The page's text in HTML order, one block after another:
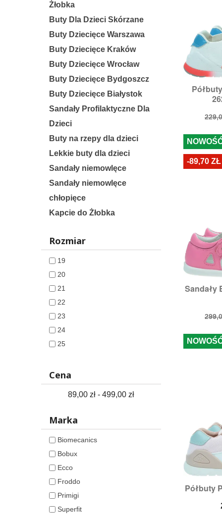
Żłobka
Buty Dla Dzieci Skórzane
Buty Dziecięce Warszawa
Buty Dziecięce Kraków
Buty Dziecięce Wrocław
Buty Dziecięce Bydgoszcz
Buty Dziecięce Białystok
Sandały Profilaktyczne Dla
Dzieci
Buty na rzepy dla dzieci
Lekkie buty dla dzieci
Sandały niemowlęce
Sandały niemowlęce
chłopięce
Kapcie do Żłobka
Rozmiar
19
20
21
22
23
24
25
28
32
33
34
35
36
37
Cena
89,00 zł - 499,00 zł
Marka
Biomecanics
Bobux
Ecco
Froddo
Primigi
Superfit

Sandały

-89,70 ZŁ
Półbuty
